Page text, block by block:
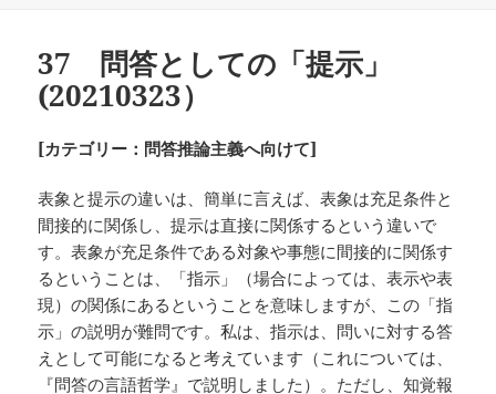
ー
37 問答としての「提示」
(20210323）
[カテゴリー：問答推論主義へ向けて]
表象と提示の違いは、簡単に言えば、表象は充足条件と
間接的に関係し、提示は直接に関係するという違いで
す。表象が充足条件である対象や事態に間接的に関係す
るということは、「指示」（場合によっては、表示や表
現）の関係にあるということを意味しますが、この「指
示」の説明が難問です。私は、指示は、問いに対する答
えとして可能になると考えています（これについては、
『問答の言語哲学』で説明しました）。ただし、知覚報